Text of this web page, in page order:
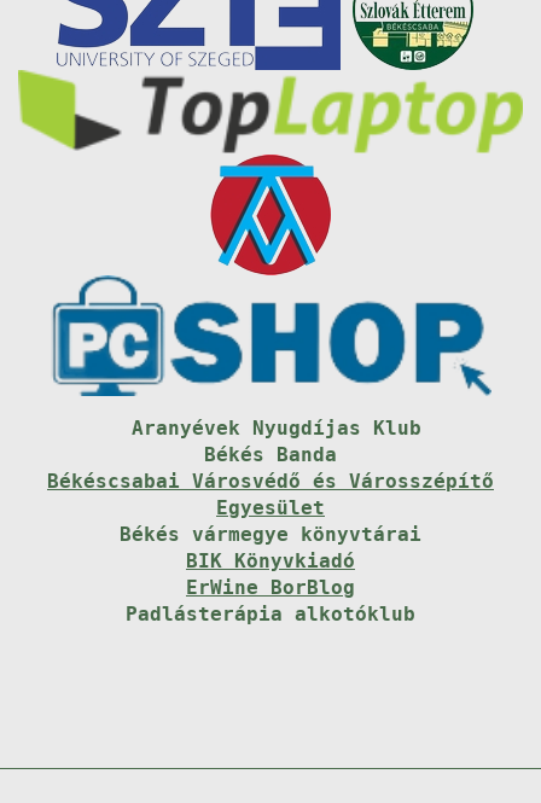
Aranyévek Nyugdíjas Klub
Békés Banda
Békéscsabai Városvédő és Városszépítő
Egyesület
Békés vármegye könyvtárai
BIK Könyvkiadó
ErWine BorBlog
Padlásterápia alkotóklub